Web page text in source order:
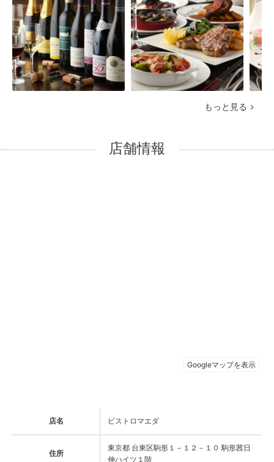
もっと見る
店舗情報
店名 ビストロマエダ
住所
東京都 台東区駒形１－１２－１０ 駒形茜日
伸ハイツ１階